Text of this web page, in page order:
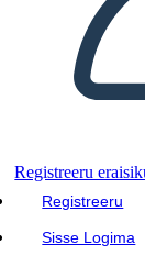
Registreeru
Registreeru
Sisse Logima